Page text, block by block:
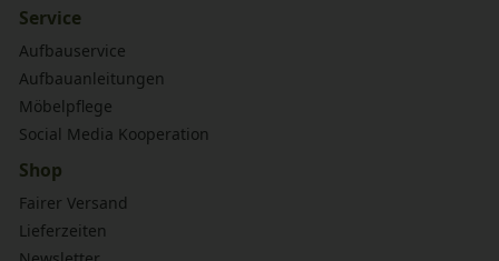
Service
Aufbauservice
Aufbauanleitungen
Möbelpflege
Social Media Kooperation
Shop
Fairer Versand
Lieferzeiten